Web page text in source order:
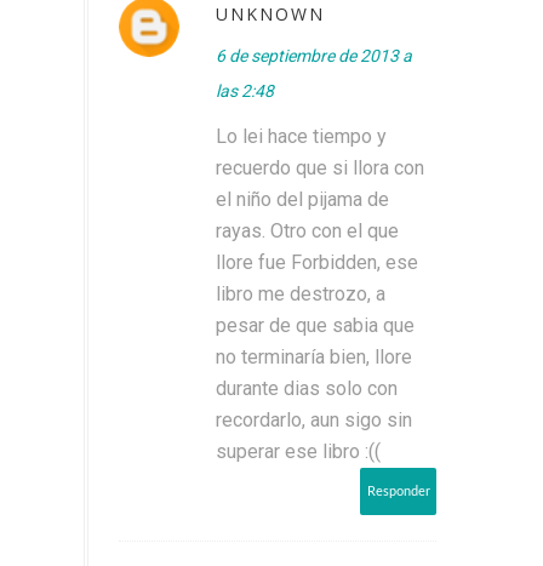
UNKNOWN
6 de septiembre de 2013 a
las 2:48
Lo lei hace tiempo y
recuerdo que si llora con
el niño del pijama de
rayas. Otro con el que
llore fue Forbidden, ese
libro me destrozo, a
pesar de que sabia que
no terminaría bien, llore
durante dias solo con
recordarlo, aun sigo sin
superar ese libro :((
Responder